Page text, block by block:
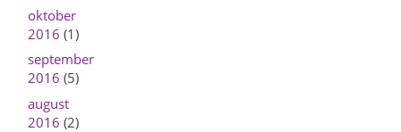
oktober
2016 (1)
september
2016 (5)
august
2016 (2)